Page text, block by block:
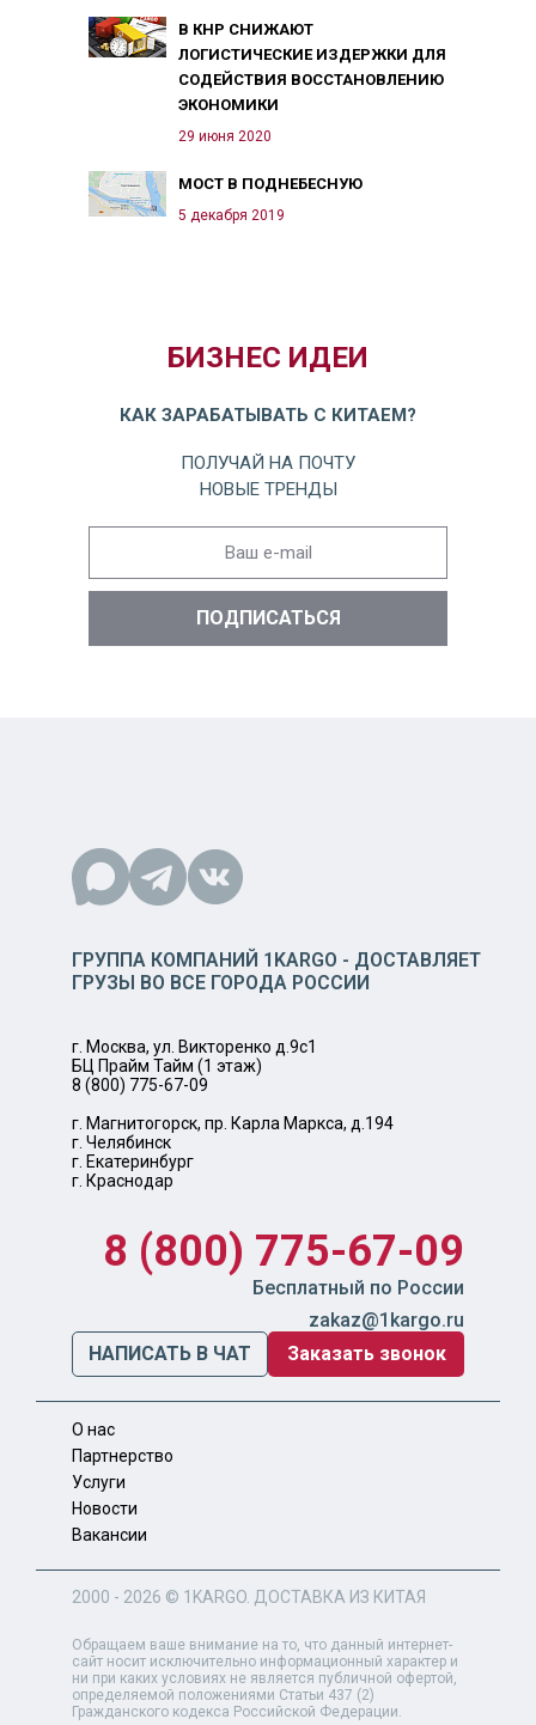
В КНР СНИЖАЮТ
ЛОГИСТИЧЕСКИЕ ИЗДЕРЖКИ ДЛЯ
СОДЕЙСТВИЯ ВОССТАНОВЛЕНИЮ
ЭКОНОМИКИ
29 июня 2020
МОСТ В ПОДНЕБЕСНУЮ
5 декабря 2019
БИЗНЕС ИДЕИ
КАК ЗАРАБАТЫВАТЬ С КИТАЕМ?
ПОЛУЧАЙ НА ПОЧТУ
НОВЫЕ ТРЕНДЫ
ГРУППА КОМПАНИЙ 1KARGO - ДОСТАВЛЯЕТ
ГРУЗЫ ВО ВСЕ ГОРОДА РОССИИ
г. Москва, ул. Викторенко д.9с1
БЦ Прайм Тайм (1 этаж)
8 (800) 775-67-09
г. Магнитогорск, пр. Карла Маркса, д.194
г. Челябинск
г. Екатеринбург
г. Краснодар
8 (800) 775-67-09
Бесплатный по России
zakaz@1kargo.ru
НАПИСАТЬ В ЧАТ
Заказать звонок
О нас
Партнерство
Услуги
Новости
Вакансии
2000 - 2026 © 1KARGO . ДОСТАВКА ИЗ КИТАЯ
Обращаем ваше внимание на то, что данный интернет-
сайт носит исключительно информационный характер и
ни при каких условиях не является публичной офертой,
определяемой положениями Статьи 437 (2)
Гражданского кодекса Российской Федерации.